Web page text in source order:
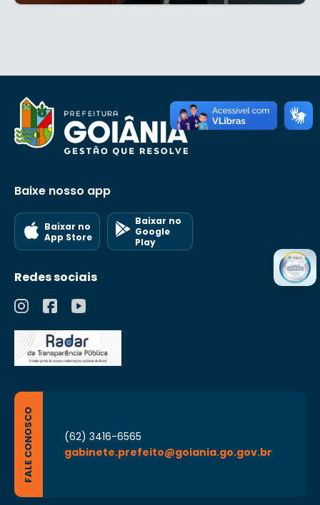
Baixe nosso app
Baixar no
App Store
Baixar no
Google
Play
Redes sociais
FALE CONOSCO
(62) 3416-6565
gabinete.prefeito@goiania.go.gov.br